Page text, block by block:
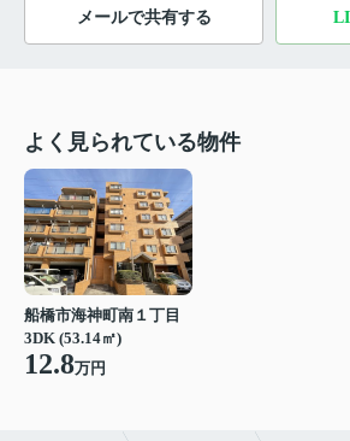
メールで共有する
よく見られている物件
船橋市海神町南１丁目
3DK (53.14㎡)
12.8万円